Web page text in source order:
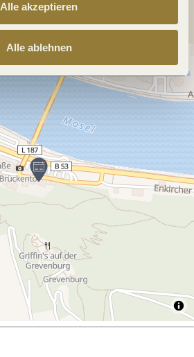
Alle akzeptieren
Alle ablehnen